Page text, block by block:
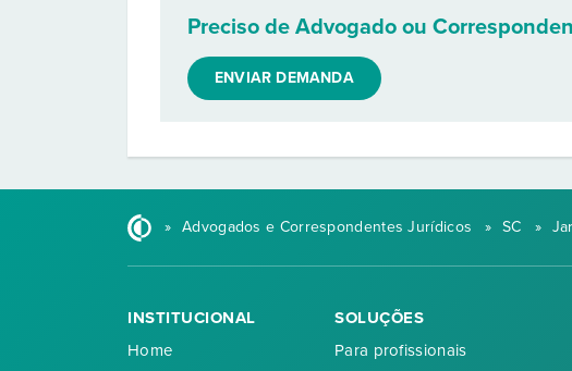
Preciso de Advogado ou
ENVIAR DEMANDA
» Advogados e Correspondentes Jurídicos » SC »
INSTITUCIONAL
Home
SOLUÇÕES
Para profissionais